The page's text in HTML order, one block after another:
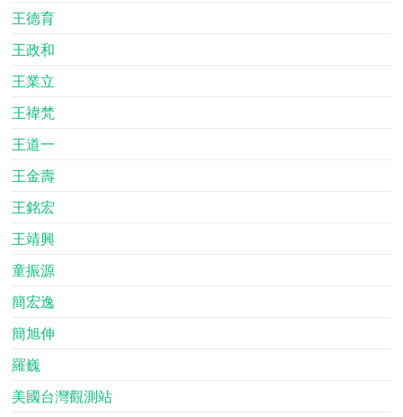
王德育
王政和
王業立
王禕梵
王道一
王金壽
王銘宏
王靖興
童振源
簡宏逸
簡旭伸
羅巍
美國台灣觀測站